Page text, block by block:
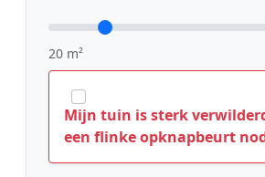
20 m²
Mijn tuin is sterk
een flinke opknapbeurt